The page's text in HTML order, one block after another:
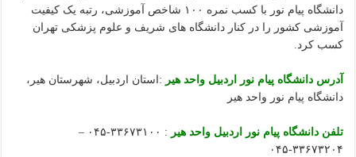
دانشگاه پیام نور با کسب نمره ۱۰۰ شاخص آموزشی، رتبه یک کیفیت
آموزشی کشور را در کنار دانشگاه های شریف و علوم پزشکی تهران
کسب کرد.
آدرس دانشگاه پیام نور اردبیل واحد هیر :استان اردبیل، شهرستان هیر،
دانشگاه پیام نور واحد هیر
تلفن دانشگاه پیام نور اردبیل واحد هیر
: ۳۳۶۷۳۱۰۰-۰۴۵ –
۳۳۶۷۳۲۰۴-۰۴۵